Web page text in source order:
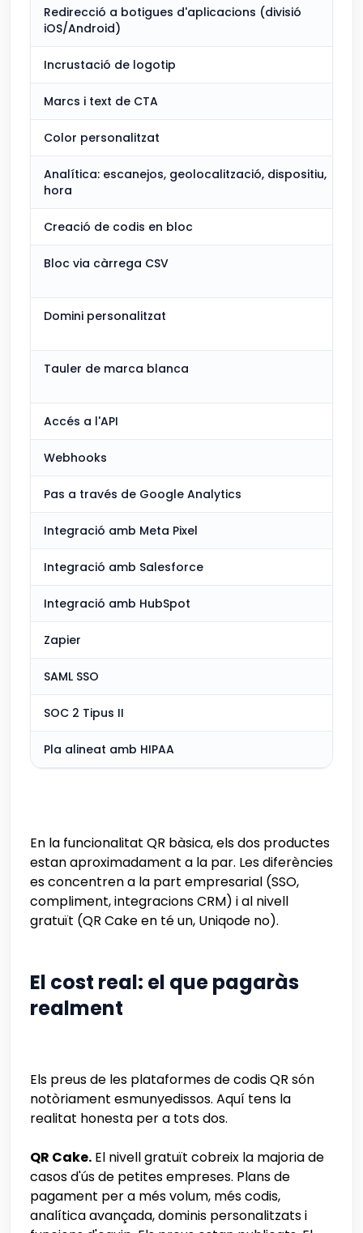
Redirecció a botigues d'aplicacions (divisió
iOS/Android)
Incrustació de logotip
Marcs i text de CTA
Color personalitzat
Analítica: escanejos, geolocalització, dispositiu,
hora
Creació de codis en bloc
Bloc via càrrega CSV
Domini personalitzat
Tauler de marca blanca
Accés a l'API
Webhooks
Pas a través de Google Analytics
Integració amb Meta Pixel
Integració amb Salesforce
Integració amb HubSpot
Zapier
SAML SSO
SOC 2 Tipus II
Pla alineat amb HIPAA
En la funcionalitat QR bàsica, els dos productes
estan aproximadament a la par. Les diferències
es concentren a la part empresarial (SSO,
compliment, integracions CRM) i al nivell
gratuït (QR Cake en té un, Uniqode no).
El cost real: el que pagaràs
realment
Els preus de les plataformes de codis QR són
notòriament esmunyedissos. Aquí tens la
realitat honesta per a tots dos.
QR Cake. El nivell gratuït cobreix la majoria de
casos d'ús de petites empreses. Plans de
pagament per a més volum, més codis,
analítica avançada, dominis personalitzats i